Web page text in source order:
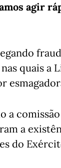
agir
quais a
a
a
do